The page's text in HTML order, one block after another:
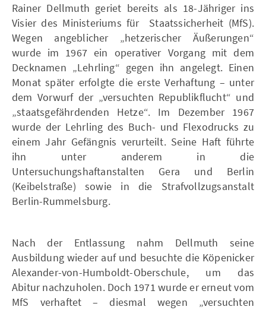
Rainer Dellmuth geriet bereits als 18-Jähriger ins
Visier des Ministeriums für Staatssicherheit (MfS).
Wegen angeblicher „hetzerischer Äußerungen“
wurde im 1967 ein operativer Vorgang mit dem
Decknamen „Lehrling“ gegen ihn angelegt. Einen
Monat später erfolgte die erste Verhaftung – unter
dem Vorwurf der „versuchten Republikflucht“ und
„staatsgefährdenden Hetze“. Im Dezember 1967
wurde der Lehrling des Buch- und Flexodrucks zu
einem Jahr Gefängnis verurteilt. Seine Haft führte
ihn unter anderem in die
Untersuchungshaftanstalten Gera und Berlin
(Keibelstraße) sowie in die Strafvollzugsanstalt
Berlin-Rummelsburg.
Nach der Entlassung nahm Dellmuth seine
Ausbildung wieder auf und besuchte die Köpenicker
Alexander-von-Humboldt-Oberschule, um das
Abitur nachzuholen. Doch 1971 wurde er erneut vom
MfS verhaftet – diesmal wegen „versuchten